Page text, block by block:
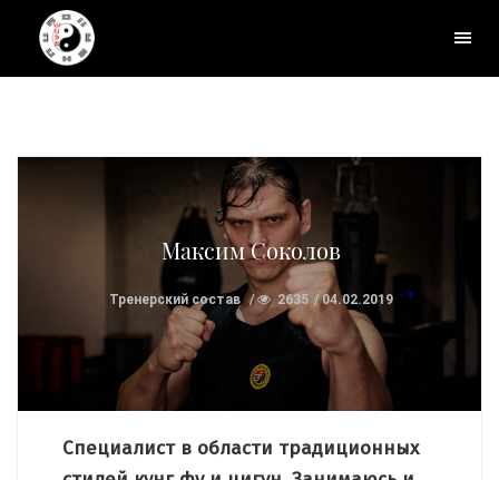
Максим Соколов
Тренерский состав 2635 04.02.2019
Специалист в области традиционных